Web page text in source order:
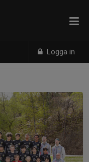
Logga in